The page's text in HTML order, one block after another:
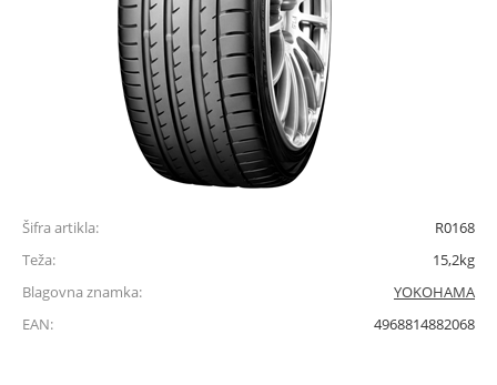
Šifra artikla:
R0168
Teža:
15,2kg
Blagovna znamka:
YOKOHAMA
EAN:
4968814882068